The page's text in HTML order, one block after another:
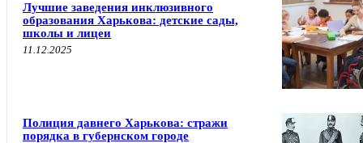
Лучшие заведения инклюзивного
образования Харькова: детские сады,
школы и лицеи
11.12.2025
Полиция давнего Харькова: стражи
порядка в губернском городе